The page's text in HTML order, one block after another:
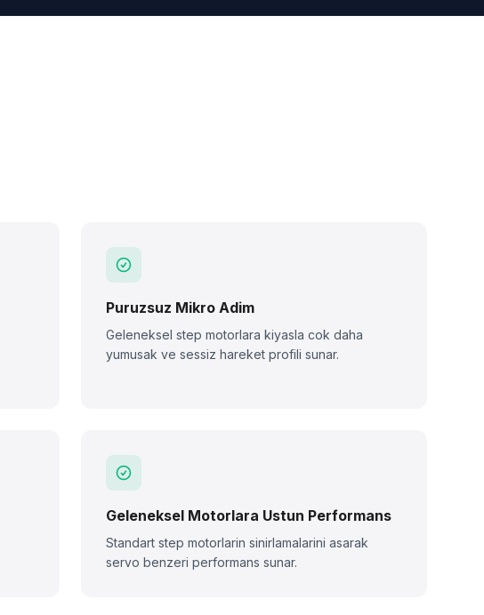
Puruzsuz Mikro Adim
Geleneksel step motorlara kiyasla cok daha
yumusak ve sessiz hareket profili sunar.
Geleneksel Motorlara Ustun Performans
Standart step motorlarin sinirlamalarini asarak
servo benzeri performans sunar.